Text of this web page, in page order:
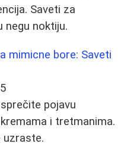
Saveti za
negu noktiju.
mimicne bore: Saveti
pojavu
i tretmanima.
uzraste.